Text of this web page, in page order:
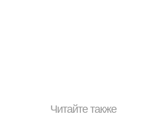
Читайте также